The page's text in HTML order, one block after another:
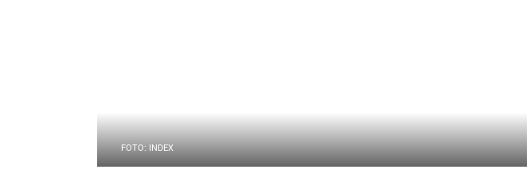
FOTO: INDEX